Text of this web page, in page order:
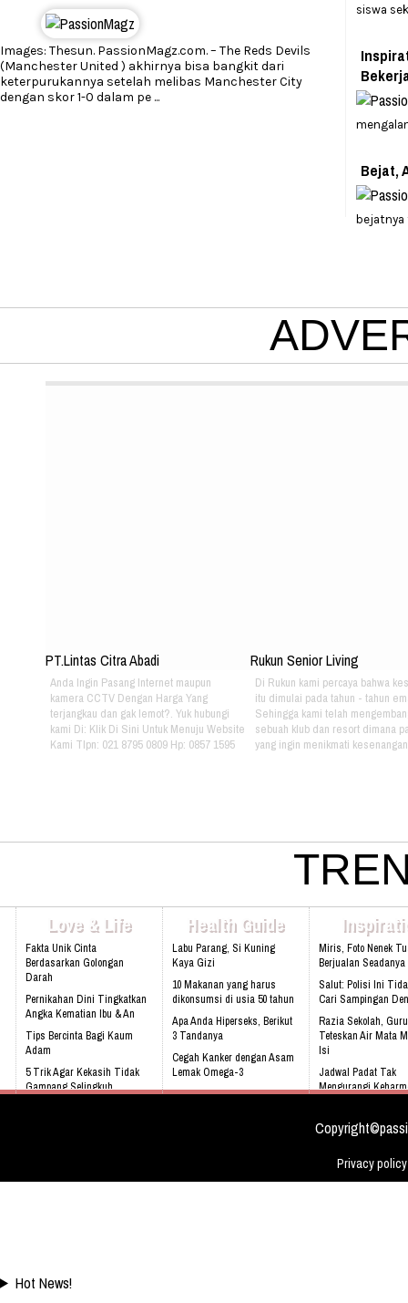
Images: Thesun. PassionMagz.com. – The Reds Devils
(Manchester United ) akhirnya bisa bangkit dari
keterpurukannya setelah melibas Manchester City
dengan skor 1-0 dalam pe ...
siswa
Bejat,
bejatnya
PT.Lintas Citra Abadi
Anda Ingin Pasang Internet maupun
kamera CCTV Dengan Harga Yang
terjangkau dan gak lemot?. Yuk hubungi
kami Di: Klik Di Sini Untuk Menuju Website
Kami Tlpn: 021 8795 0809 Hp: 0857 1595
Rukun Senior Living
Di Rukun kami percaya bahwa
itu dimulai pada tahun - tahun
Sehingga kami telah
sebuah klub dan resort dimana
yang ingin menikmati
Darmawan Park Gate 1, Jl. Raya
Madang No. 99 Sentul, 16810.
Web:www.rukunseniorliving.com
Love & Life
Fakta Unik Cinta
Berdasarkan Golongan
Darah
Pernikahan Dini Tingkatkan
Angka Kematian Ibu & An
Tips Bercinta Bagi Kaum
Adam
5 Trik Agar Kekasih Tidak
Gampang Selingkuh
Health Guide
Labu Parang, Si Kuning
Kaya Gizi
10 Makanan yang harus
dikonsumsi di usia 50 tahun
Apa Anda Hiperseks, Berikut
3 Tandanya
Cegah Kanker dengan Asam
Lemak Omega-3
Bahaya Mendengkur
Miris, Foto Nenek
Berjualan
Salut: Polisi Ini
Cari Sampingan
Razia Sekolah, Guru
Teteskan Air Mata
Isi
Jadwal Padat Tak
Mengurangi
Video: Masya Allah,
Meskipun Cacat
Privacy policy
Hot News!